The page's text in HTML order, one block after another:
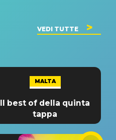
VEDI TUTTE
MALTA
Il best of della quinta
tappa